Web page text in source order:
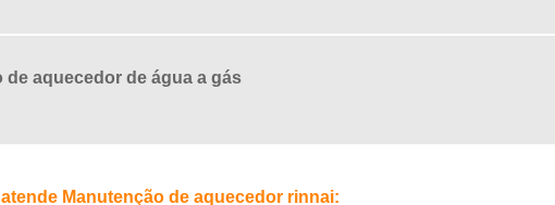
de aquecedor de água a gás
Manutenção de aquecedor rinnai: